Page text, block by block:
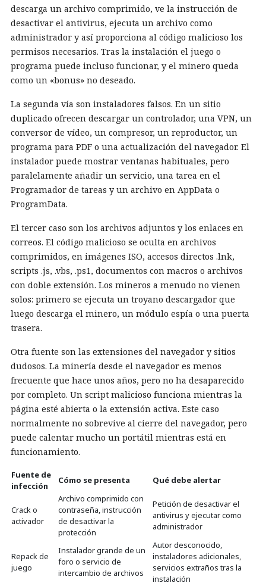
descarga un archivo comprimido, ve la instrucción de
desactivar el antivirus, ejecuta un archivo como
administrador y así proporciona al código malicioso los
permisos necesarios. Tras la instalación el juego o
programa puede incluso funcionar, y el minero queda
como un «bonus» no deseado.
La segunda vía son instaladores falsos. En un sitio
duplicado ofrecen descargar un controlador, una VPN, un
conversor de vídeo, un compresor, un reproductor, un
programa para PDF o una actualización del navegador. El
instalador puede mostrar ventanas habituales, pero
paralelamente añadir un servicio, una tarea en el
Programador de tareas y un archivo en AppData o
ProgramData.
El tercer caso son los archivos adjuntos y los enlaces en
correos. El código malicioso se oculta en archivos
comprimidos, en imágenes ISO, accesos directos .lnk,
scripts .js, .vbs, .ps1, documentos con macros o archivos
con doble extensión. Los mineros a menudo no vienen
solos: primero se ejecuta un troyano descargador que
luego descarga el minero, un módulo espía o una puerta
trasera.
Otra fuente son las extensiones del navegador y sitios
dudosos. La minería desde el navegador es menos
frecuente que hace unos años, pero no ha desaparecido
por completo. Un script malicioso funciona mientras la
página esté abierta o la extensión activa. Este caso
normalmente no sobrevive al cierre del navegador, pero
puede calentar mucho un portátil mientras está en
funcionamiento.
Fuente de
infección
Cómo se presenta Qué debe alertar
Crack o
activador
Archivo comprimido con
contraseña, instrucción
de desactivar la
protección
Petición de desactivar el
antivirus y ejecutar como
administrador
Repack de
juego
Instalador grande de un
foro o servicio de
intercambio de archivos
Autor desconocido,
instaladores adicionales,
servicios extraños tras la
instalación